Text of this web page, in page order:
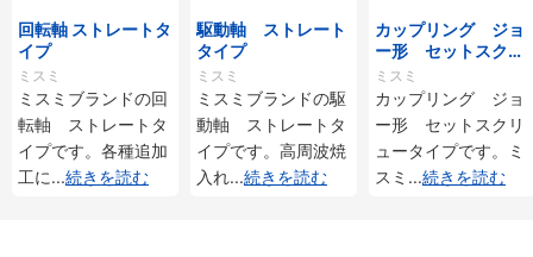
回転軸 ストレートタ
イプ
ミスミ
ミスミブランドの回
転軸 ストレートタ
イプです。各種追加
工に...続きを読む
駆動軸 ストレート
タイプ
ミスミ
ミスミブランドの駆
動軸 ストレートタ
イプです。高周波焼
入れ...続きを読む
カップリング ジョ
ー形 セットスクリ
ュータイプ
ミスミ
カップリング ジョ
ー形 セットスクリ
ュータイプです。ミ
スミ ...続きを読む